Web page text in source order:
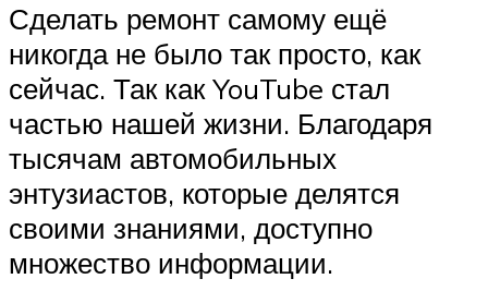
Сделать ремонт самому ещё
никогда не было так просто, как
сейчас. Так как YouTube стал
частью нашей жизни. Благодаря
тысячам автомобильных
энтузиастов, которые делятся
своими знаниями, доступно
множество информации.